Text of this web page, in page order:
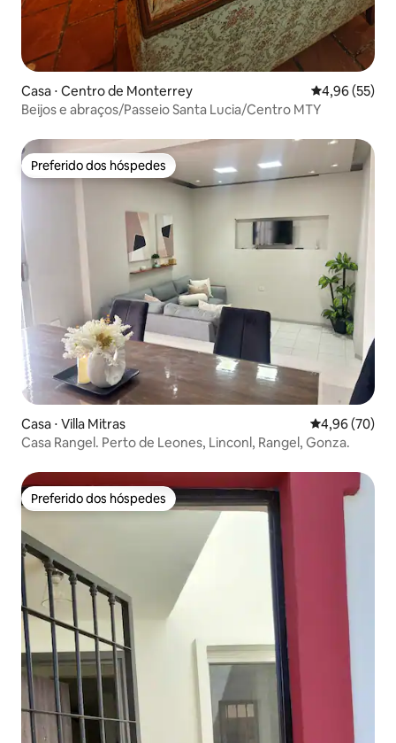
Casa ⋅ Centro de Monterrey 4,96 de uma
4,96 (55)
Beijos e abraços/Passeio Santa Lucia/Centro MTY
Preferido dos hóspedes
Preferido dos hóspedes
Casa ⋅ Villa Mitras 4,96 de uma
4,96 (70)
Casa Rangel. Perto de Leones, Linconl, Rangel, Gonza.
Preferido dos hóspedes
Preferido dos hóspedes